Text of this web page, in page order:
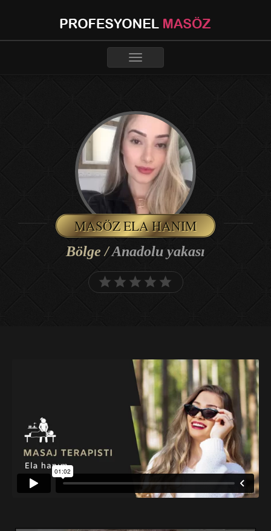
Toggle
MASÖZ ELA HANIM
Bölge /Anadolu yakası